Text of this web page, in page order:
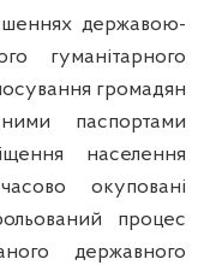
державою-
гуманітарного
громадян
паспортами
населення
окуповані
процес
державного